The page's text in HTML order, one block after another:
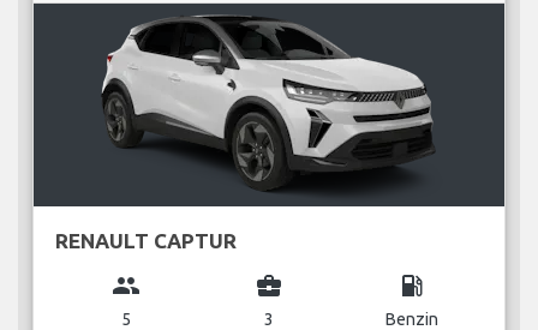
RENAULT CAPTUR
group
5
business_center
3
local_gas_station
Benzin